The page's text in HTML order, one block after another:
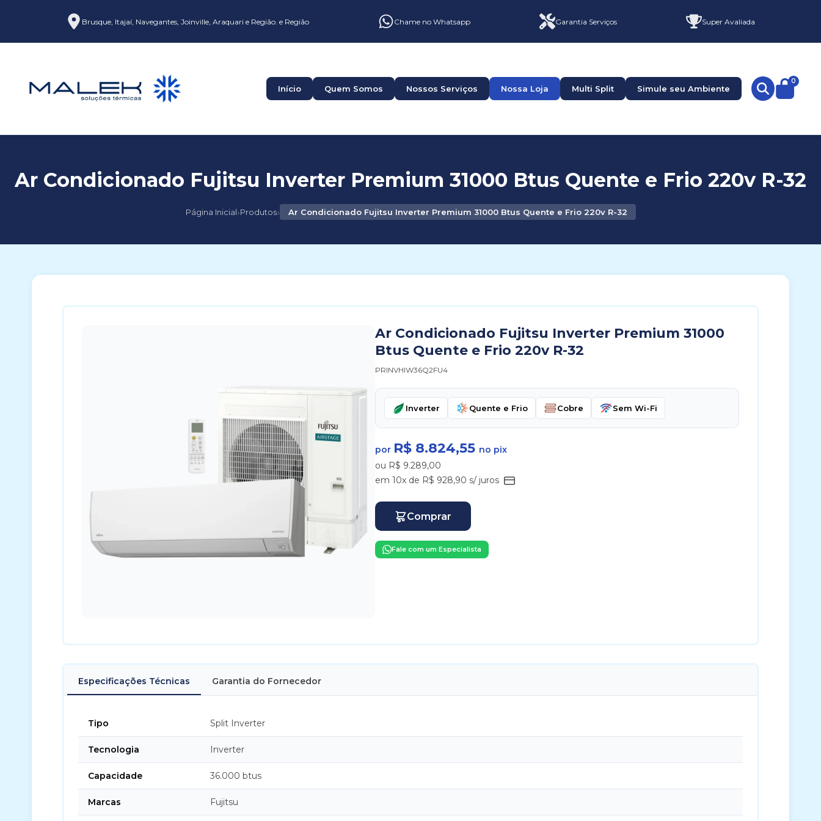
Brusque, Itajaí, Navegantes, Joinville, Araquari e Região. e Região Chame no Whatsapp Garantia Serviços Super Avaliada
Início Quem Somos Nossos Serviços Nossa Loja Multi Split Simule seu Ambiente
0
Ar Condicionado Fujitsu Inverter Premium 31000 Btus Quente e Frio 220v R-32
Página Inicial›Produtos› Ar Condicionado Fujitsu Inverter Premium 31000 Btus Quente e Frio 220v R-32
Ar Condicionado Fujitsu Inverter Premium 31000
Btus Quente e Frio 220v R-32
PRINVHIW36Q2FU4
Inverter Quente e Frio Cobre Sem Wi-Fi
por R$ 8.824,55 no pix
ou R$ 9.289,00
em 10x de R$ 928,90 s/ juros
Comprar
Fale com um Especialista
Especificações Técnicas Garantia do Fornecedor
Tipo Split Inverter
Tecnologia Inverter
Capacidade 36.000 btus
Marcas Fujitsu